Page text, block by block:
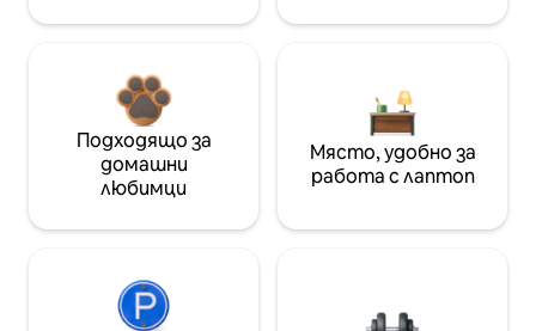
Подходящо за
домашни
любимци
Място, удобно за
работа с лаптоп